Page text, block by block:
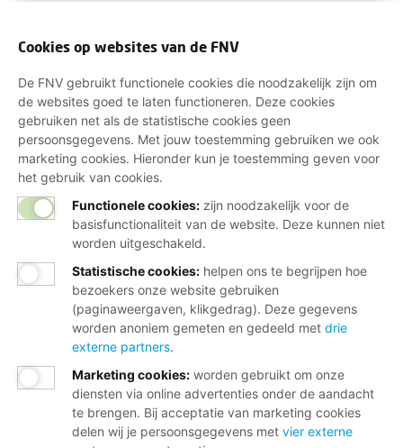
Hoorn werkt, voelt de buffelboete als een tik op de
Het leven is zo duur geworden, boodschappen zijn
bijna verdubbeld", vertelt ze. "Ik werk deeltijd
vanwege gezondheidsredenen, doe wat ik kan, maar
ga er toch in salaris op achteruit. Terwijl mijn huur en
andere kosten wel doorstijgen."
Deel de petitie
Cookies op websites van de FNV
De FNV gebruikt functionele cookies die noodzakelijk zijn om
de websites goed te laten functioneren. Deze cookies
gebruiken net als de statistische cookies geen
persoonsgegevens. Met jouw toestemming gebruiken we ook
marketing cookies. Hieronder kun je toestemming geven voor
het gebruik van cookies.
Functionele cookies: zijn noodzakelijk voor de
basisfunctionaliteit van de website. Deze kunnen niet
worden uitgeschakeld.
Statistische cookies: helpen ons te begrijpen hoe
bezoekers onze website gebruiken
(paginaweergaven, klikgedrag). Deze gegevens
worden anoniem gemeten en gedeeld met drie
externe partners.
Marketing cookies: worden gebruikt om onze
diensten via online advertenties onder de aandacht
te brengen. Bij acceptatie van marketing cookies
delen wij je persoonsgegevens met vier externe